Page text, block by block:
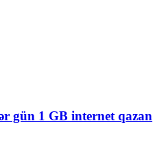
gün 1 GB internet qazan